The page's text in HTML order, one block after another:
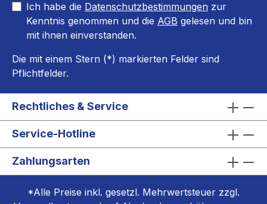
Ich habe die Datenschutzbestimmungen zur
Kenntnis genommen und die AGB gelesen und bin
mit ihnen einverstanden.
Die mit einem Stern (*) markierten Felder sind
Pflichtfelder.
Rechtliches & Service
Service-Hotline
Zahlungsarten
*Alle Preise inkl. gesetzl. Mehrwertsteuer zzgl.